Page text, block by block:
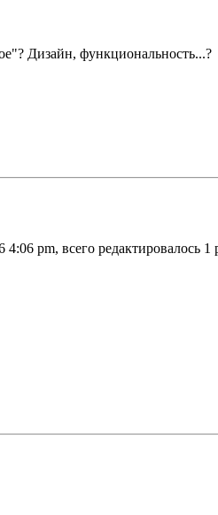
Дизайн, функциональность...?
4:06 pm, всего редактировалось 1